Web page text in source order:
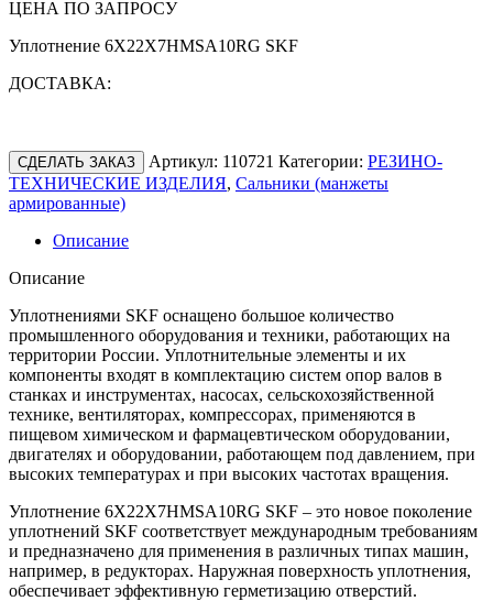
ЦЕНА ПО ЗАПРОСУ
Уплотнение 6X22X7HMSA10RG SKF
ДОСТАВКА:
СДЕЛАТЬ ЗАКАЗ Артикул: 110721 Категории: РЕЗИНО-
ТЕХНИЧЕСКИЕ ИЗДЕЛИЯ, Сальники (манжеты
армированные)
Описание
Описание
Уплотнениями SKF оснащено большое количество
промышленного оборудования и техники, работающих на
территории России. Уплотнительные элементы и их
компоненты входят в комплектацию систем опор валов в
станках и инструментах, насосах, сельскохозяйственной
технике, вентиляторах, компрессорах, применяются в
пищевом химическом и фармацевтическом оборудовании,
двигателях и оборудовании, работающем под давлением, при
высоких температурах и при высоких частотах вращения.
Уплотнение 6X22X7HMSA10RG SKF – это новое поколение
уплотнений SKF соответствует международным требованиям
и предназначено для применения в различных типах машин,
например, в редукторах. Наружная поверхность уплотнения,
обеспечивает эффективную герметизацию отверстий.